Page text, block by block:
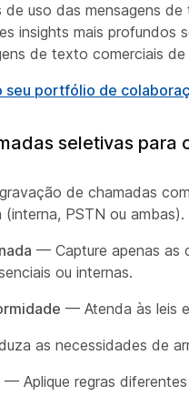
uso das mensagens
insights mais profundos
de texto comerciais
seu portfólio de
seletivas
de chamadas
PSTN ou ambas).
— Capture apenas as
ou internas.
— Atenda às leis
as necessidades de
— Aplique regras